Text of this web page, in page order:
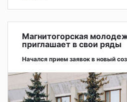
Магнитогорская
приглашает в свои ряды
Начался прием заявок в новый